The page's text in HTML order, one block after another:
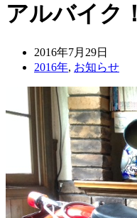
アルバイク！
2016年7月29日
2016年, お知らせ